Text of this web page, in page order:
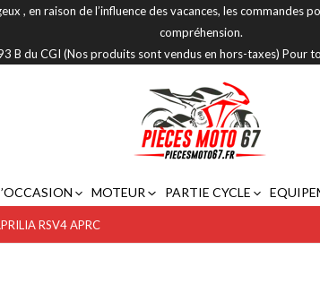
, en raison de l’influence des vacances, les
compréhension.
B du CGI (Nos produits sont vendus en hors-taxes) Pour
MOTEUR PARTIE CYCLE
RSV4 APRC